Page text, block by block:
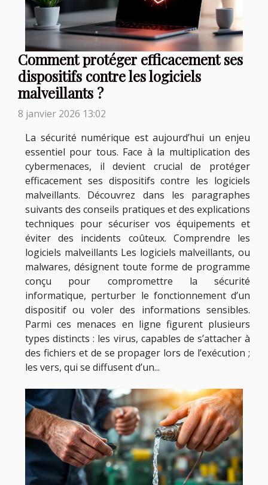
Comment protéger efficacement ses
dispositifs contre les logiciels
malveillants ?
8 janvier 2026 13:02
La sécurité numérique est aujourd’hui un enjeu
essentiel pour tous. Face à la multiplication des
cybermenaces, il devient crucial de protéger
efficacement ses dispositifs contre les logiciels
malveillants. Découvrez dans les paragraphes
suivants des conseils pratiques et des explications
techniques pour sécuriser vos équipements et
éviter des incidents coûteux. Comprendre les
logiciels malveillants Les logiciels malveillants, ou
malwares, désignent toute forme de programme
conçu pour compromettre la sécurité
informatique, perturber le fonctionnement d’un
dispositif ou voler des informations sensibles.
Parmi ces menaces en ligne figurent plusieurs
types distincts : les virus, capables de s’attacher à
des fichiers et de se propager lors de l’exécution ;
les vers, qui se diffusent d’un...